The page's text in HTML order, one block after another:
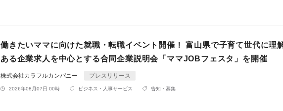
働きたいママに向けた就職・転職イベント開催！ 富山県で子育て世代に理
ある企業求人を中心とする合同企業説明会「ママJOBフェスタ」を開催
株式会社カラフルカンパニー プレスリリース
2026年08月07日 00時 ビジネス・人事サービス 告知・募集